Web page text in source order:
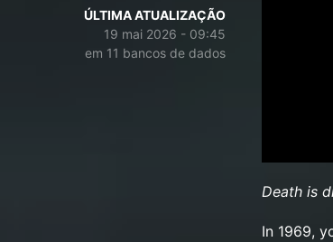
ÚLTIMA ATUALIZAÇÃO
19 mai 2026 - 09:45
em 11 bancos de dados
Death is
In 1969,